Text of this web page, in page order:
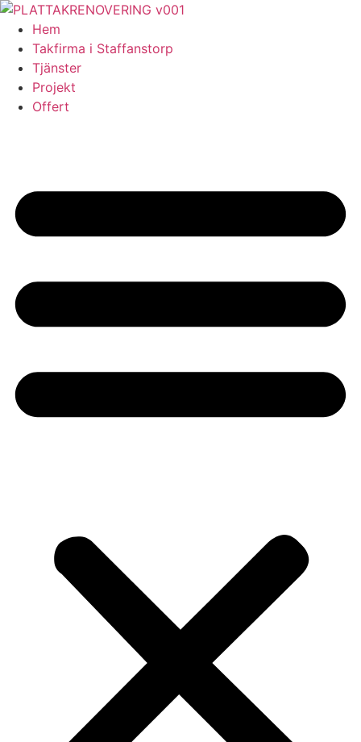
Skip
content
Hem
Takfirma i Staffanstorp
Tjänster
Projekt
Offert